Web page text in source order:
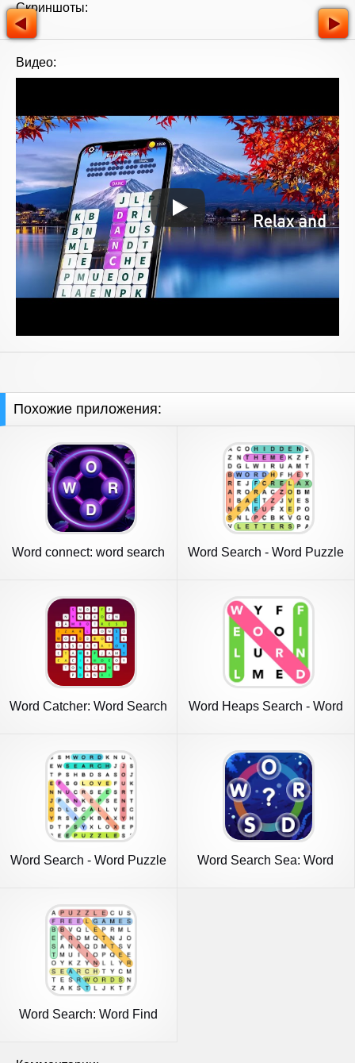
Скриншоты:
Видео:
Похожие приложения:
Word connect: word search
Word Search - Word Puzzle
Word Catcher: Word Search
Word Heaps Search - Word
Word Search - Word Puzzle
Word Search Sea: Word
Word Search: Word Find